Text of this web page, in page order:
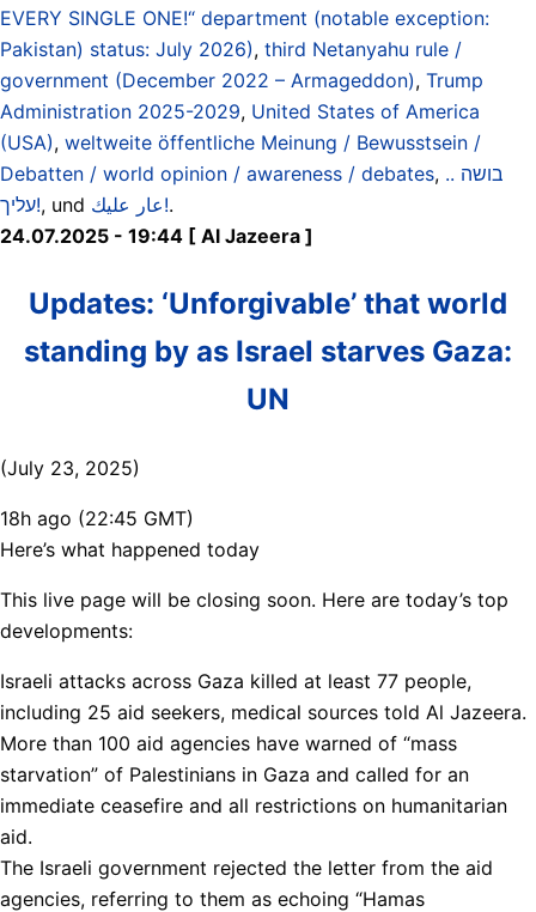
EVERY SINGLE ONE!“ department (notable exception:
Pakistan) status: July 2026), third Netanyahu rule /
government (December 2022 – Armageddon), Trump
Administration 2025-2029, United States of America
(USA), weltweite öffentliche Meinung / Bewusstsein /
Debatten / world opinion / awareness / debates, בושה ..
עליך!, und عار عليك!.
24.07.2025 - 19:44 [ Al Jazeera ]
Updates: ‘Unforgivable’ that world
standing by as Israel starves Gaza:
UN
(July 23, 2025)
18h ago (22:45 GMT)
Here’s what happened today
This live page will be closing soon. Here are today’s top
developments:
Israeli attacks across Gaza killed at least 77 people,
including 25 aid seekers, medical sources told Al Jazeera.
More than 100 aid agencies have warned of “mass
starvation” of Palestinians in Gaza and called for an
immediate ceasefire and all restrictions on humanitarian
aid.
The Israeli government rejected the letter from the aid
agencies, referring to them as echoing “Hamas